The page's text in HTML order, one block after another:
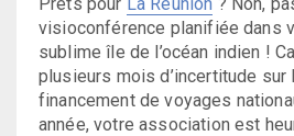
visioconférence planifiée dans
sublime île de l’océan indien !
plusieurs mois d’incertitude
financement de voyages
année, votre association est